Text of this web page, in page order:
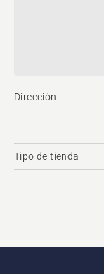
Dirección
Tipo de tienda